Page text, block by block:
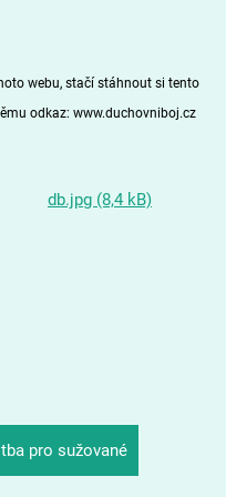
webu, stačí stáhnout si tento
odkaz: www.duchovniboj.cz
db.jpg (8,4 kB)
pro sužované